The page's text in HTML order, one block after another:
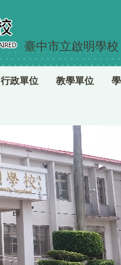
臺中市立啟明學校
行政單位 教學單位